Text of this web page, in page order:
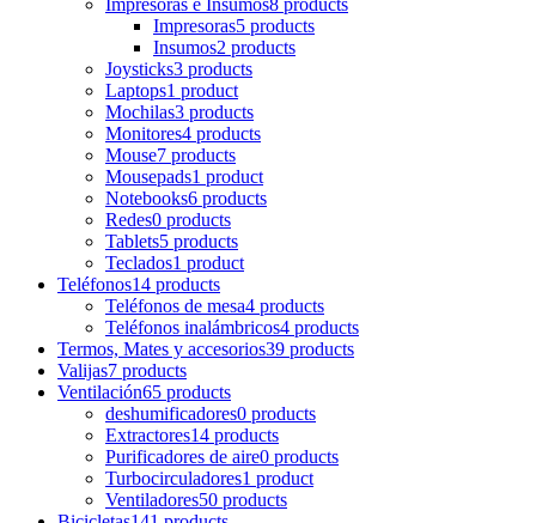
Impresoras5 products
Insumos2 products
Joysticks3 products
Laptops1 product
Mochilas3 products
Monitores4 products
Mouse7 products
Mousepads1 product
Notebooks6 products
Redes0 products
Tablets5 products
Teclados1 product
Teléfonos14 products
Teléfonos de mesa4 products
Teléfonos inalámbricos4 products
Termos, Mates y accesorios39 products
Valijas7 products
Ventilación65 products
deshumificadores0 products
Extractores14 products
Purificadores de aire0 products
Turbocirculadores1 product
Ventiladores50 products